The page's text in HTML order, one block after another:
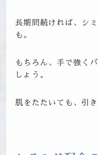
長期間続ければ、シ
も。
もちろん、手で強く
しょう。
肌をたたいても、引